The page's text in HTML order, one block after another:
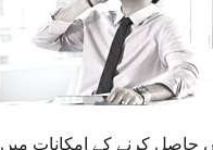
حاصل کرنے کے امکانات میں